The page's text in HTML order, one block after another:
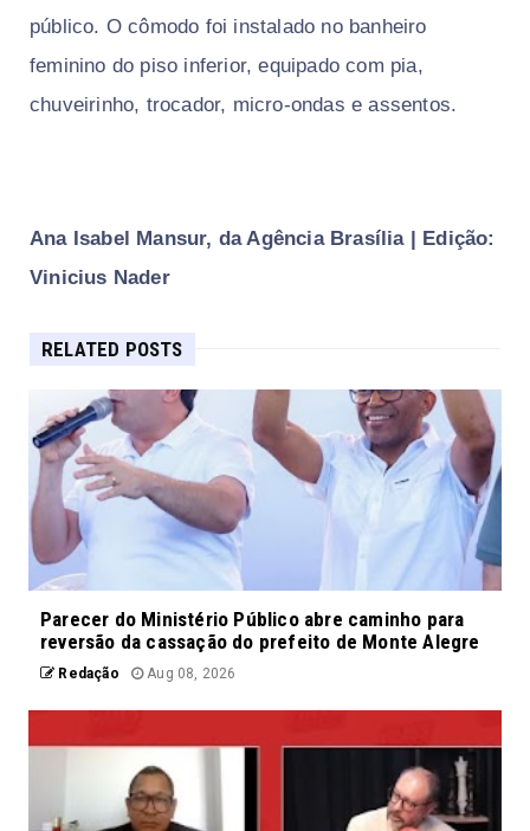
público. O cômodo foi instalado no banheiro
feminino do piso inferior, equipado com pia,
chuveirinho, trocador, micro-ondas e assentos.
Ana Isabel Mansur, da Agência Brasília | Edição:
Vinicius Nader
RELATED POSTS
Parecer do Ministério Público abre caminho para
reversão da cassação do prefeito de Monte Alegre
Redação Aug 08, 2026